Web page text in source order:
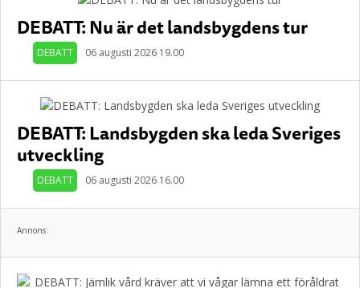
DEBATT: Nu är det landsbygdens tur
DEBATT 06 augusti 2026 19.00
DEBATT: Landsbygden ska leda Sveriges
utveckling
DEBATT 06 augusti 2026 16.00
Annons: